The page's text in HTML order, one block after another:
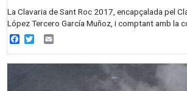
La Clavaria de Sant Roc 2017, encapçalada pel
López Tercero García Muñoz, i comptant amb la
Facebook
Twitter